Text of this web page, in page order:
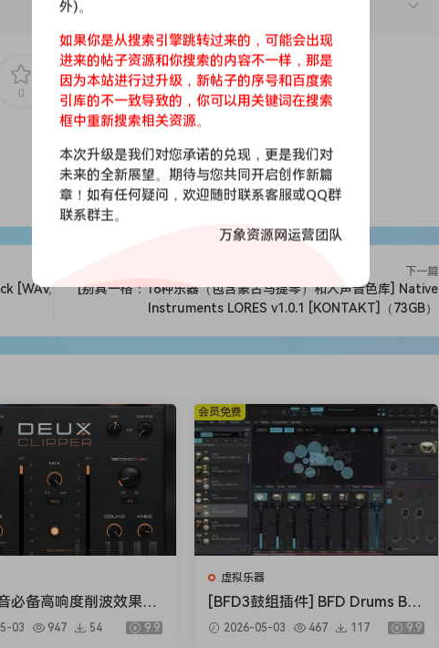
audio tools for sound design, sampling, synthesis, and audio
0 0
[WAV,
下一篇
[别具一格：16种乐器（包含蒙古马提琴）和人声音色库] Native
Instruments LORES v1.0.1 [KONTAKT]（73GB）
必备高响度削波效果插
Maciel Audio De
v1.0.0 [WiN, MacOS
03 947 54 9.9
虚拟乐器
[BFD3鼓组插件] BFD Drums BF
D3 v3.5.0.49-R2R [WiN]（60.9M
B）
2026-05-03 467 117 9.9
会员免费
外)。
如果你是从搜索引擎跳转过来的，可能会出现
进来的帖子资源和你搜索的内容不一样，那是
因为本站进行过升级，新帖子的序号和百度索
引库的不一致导致的，你可以用关键词在搜索
框中重新搜索相关资源。
本次升级是我们对您承诺的兑现，更是我们对
未来的全新展望。期待与您共同开启创作新篇
章！如有任何疑问，欢迎随时联系客服或QQ群
联系群主。
万象资源网运营团队